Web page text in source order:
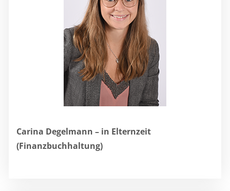
Carina Degelmann – in Elternzeit
(Finanzbuchhaltung)